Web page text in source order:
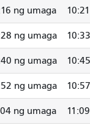
ng umaga
ng umaga
ng umaga
ng umaga
ng umaga